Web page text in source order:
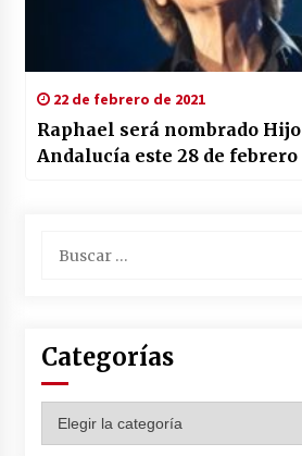
22 de febrero de 2021
Raphael será nombrado
Andalucía este 28 de febrero
Categorías